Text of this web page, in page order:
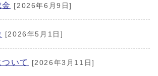
[2026年6月9日]
[2026年5月1日]
いて [2026年3月11日]